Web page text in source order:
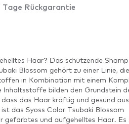
Tage Rückgarantie
Haar? Das schützende
Blossom gehört zu einer Linie,
in Kombination mit einem
Inhaltsstoffe bilden den Grundstein
das Haar kräftig und gesund
das Syoss Color Tsubaki Blossom
gefärbtes und aufgehelltes Haar.